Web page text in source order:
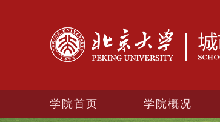
学院首页 学院概况